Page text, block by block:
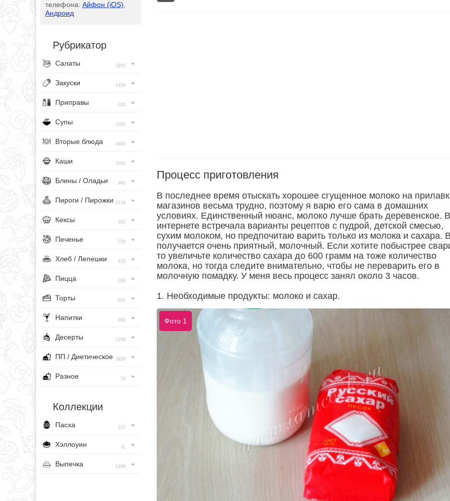
телефона: Айфон (iOS)
Андроид
Рубрикатор
Салаты 2955
Закуски 1456
Приправы 320
Супы 1083
Вторые блюда 4682
Каши 1543
Блины / Оладьи 965
Пироги / Пирожки 2134
Кексы 563
Печенье 728
Хлеб / Лепешки 433
Пицца 260
Торты 801
Напитки 491
Десерты 1256
ПП / Диетическое 3929
Разное 76
Коллекции
Пасха 237
Хэллоуин 31
Выпечка 1296
Процесс приготовления
В последнее время отыскать хорошее сгущенное молоко на
магазинов весьма трудно, поэтому я варю его сама в домашних
условиях. Единственный нюанс, молоко лучше брать деревенское. В
интернете встречала варианты рецептов с пудрой, детской смесью,
сухим молоком, но предпочитаю варить только из молока и сахара.
получается очень приятный, молочный. Если хотите побыстрее
то увеличьте количество сахара до 600 грамм на тоже количество
молока, но тогда следите внимательно, чтобы не переварить его в
молочную помадку. У меня весь процесс занял около 3 часов.
1. Необходимые продукты: молоко и сахар.
Фото 1